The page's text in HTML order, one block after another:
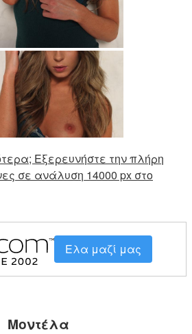
Εξερευνήστε την πλήρη
σε ανάλυση 14000 px στο
Ελα μαζί μας
Μοντέλα